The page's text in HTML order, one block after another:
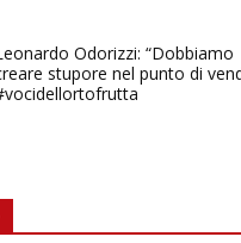
Odorizzi: “Dobbiamo
stupore nel punto di